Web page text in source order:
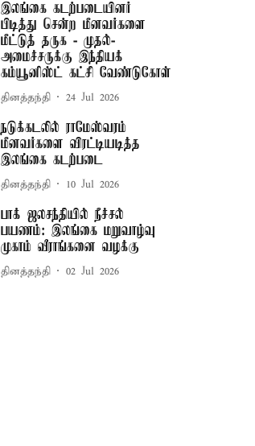
இலங்கை கடற்படையினர்
பிடித்து சென்ற மீனவர்களை
மீட்டுத் தருக - முதல்-
அமைச்சருக்கு இந்தியக்
கம்யூனிஸ்ட் கட்சி வேண்டுகோள்
தினத்தந்தி 24 Jul 2026
நடுக்கடலில் ராமேஸ்வரம்
மீனவர்களை விரட்டியடித்த
இலங்கை கடற்படை
தினத்தந்தி 10 Jul 2026
பாக் ஜலசந்தியில் நீச்சல்
பயணம்: இலங்கை மறுவாழ்வு
முகாம் வீராங்கனை வழக்கு
தினத்தந்தி 02 Jul 2026